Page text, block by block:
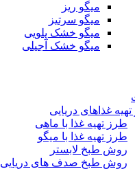
میگو ریز
میگو سرتیز
میگو خشک پلویی
میگو خشک آجیلی
غذاهای دریایی
طرز تهیه غذا با ماهی
طرز تهیه غذا با میگو
روش طبخ لابستر
روش طبخ صدف های دریایی